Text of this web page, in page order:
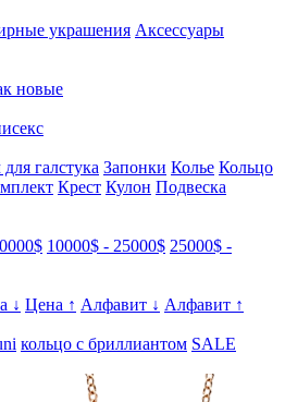
украшения Аксессуары
новые
галстука Запонки Колье Кольцо
Крест Кулон Подвеска
10000$ - 25000$ 25000$ -
↓ Цена ↑ Алфавит ↓ Алфавит ↑
кольцо с бриллиантом SALE